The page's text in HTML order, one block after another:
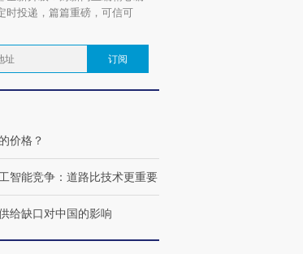
时投递，篇篇重磅，可信可
订阅
价格？
智能竞争：道路比技术更重要
给缺口对中国的影响